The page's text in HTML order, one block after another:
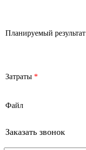
Планируемый результат
Затраты *
Файл
Заказать звонок